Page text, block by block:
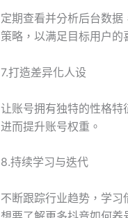
定期查看并分析后台数
策略，以满足目标用户的
7.打造差异化人设
让账号拥有独特的性格特
进而提升账号权重。
8.持续学习与迭代
不断跟踪行业趋势，学习